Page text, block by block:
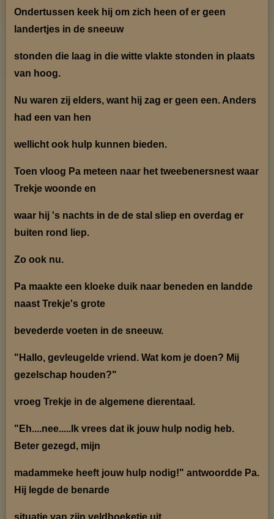
Ondertussen keek hij om zich heen of er geen
landertjes in de sneeuw
stonden die laag in die witte vlakte stonden in plaats
van hoog.
Nu waren zij elders, want hij zag er geen een. Anders
had een van hen
wellicht ook hulp kunnen bieden.
Toen vloog Pa meteen naar het tweebenersnest waar
Trekje woonde en
waar hij 's nachts in de de stal sliep en overdag er
buiten rond liep.
Zo ook nu.
Pa maakte een kloeke duik naar beneden en landde
naast Trekje's grote
bevederde voeten in de sneeuw.
"Hallo, gevleugelde vriend. Wat kom je doen? Mij
gezelschap houden?"
vroeg Trekje in de algemene dierentaal.
"Eh....nee.....Ik vrees dat ik jouw hulp nodig heb.
Beter gezegd, mijn
madammeke heeft jouw hulp nodig!" antwoordde Pa.
Hij legde de benarde
situatie van zijn veldboeketje uit.